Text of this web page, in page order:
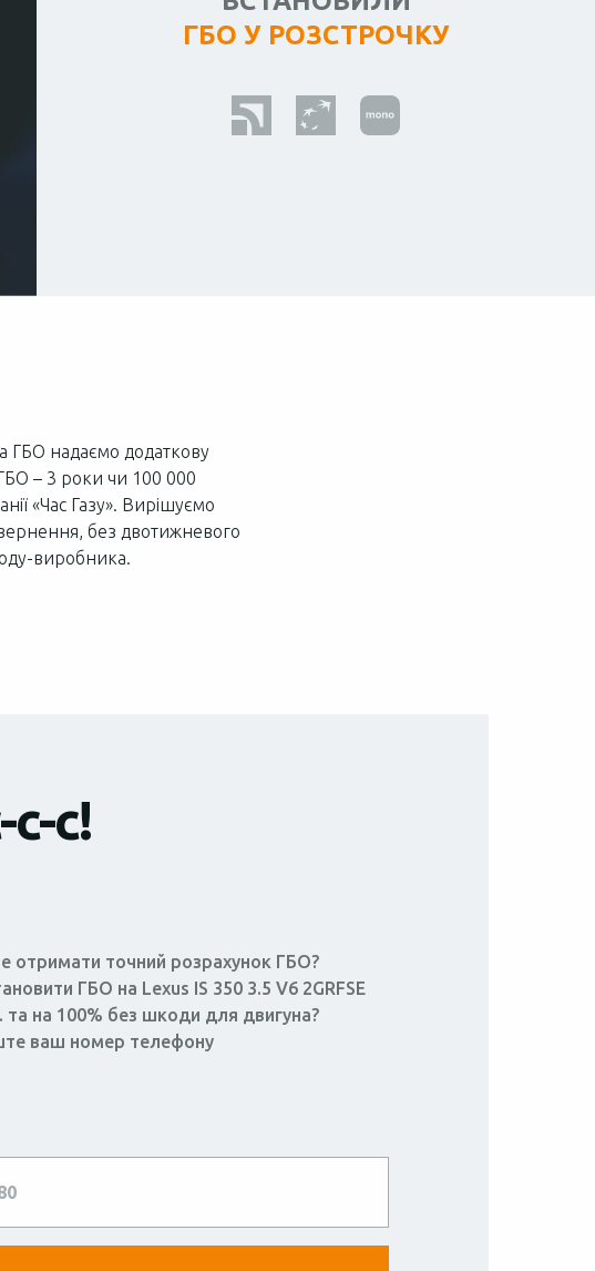
ГБО У РОЗСТРОЧКУ
ГБО надаємо додаткову
– 3 роки чи 100 000
«Час Газу». Вирішуємо
без двотижневого
виробника.
с-с!
отримати точний розрахунок ГБО?
ГБО на Lexus IS 350 3.5 V6 2GRFSЕ
та на 100% без шкоди для двигуна?
ваш номер телефону